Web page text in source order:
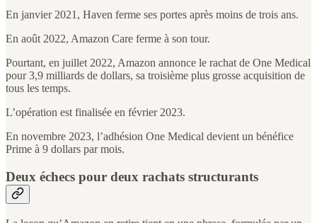
En janvier 2021, Haven ferme ses portes après moins de trois ans.
En août 2022, Amazon Care ferme à son tour.
Pourtant, en juillet 2022, Amazon annonce le rachat de One Medical
pour 3,9 milliards de dollars, sa troisième plus grosse acquisition de
tous les temps.
L’opération est finalisée en février 2023.
En novembre 2023, l’adhésion One Medical devient un bénéfice
Prime à 9 dollars par mois.
Deux échecs pour deux rachats structurants